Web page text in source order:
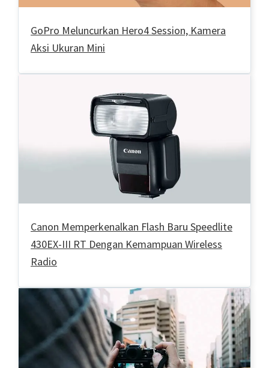
GoPro Meluncurkan Hero4 Session, Kamera
Aksi Ukuran Mini
Canon Memperkenalkan Flash Baru Speedlite
430EX-III RT Dengan Kemampuan Wireless
Radio